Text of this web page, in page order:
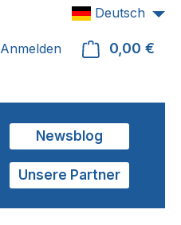
Anmelden 0,00 €
Deutsch
Newsblog
Unsere Partner